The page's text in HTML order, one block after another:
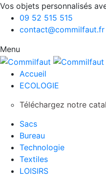
Vos objets personnalisés
09 52 515 515
contact@commilfaut.fr
Menu
Accueil
ECOLOGIE
Téléchargez notre
Sacs
Bureau
Technologie
Textiles
LOISIRS